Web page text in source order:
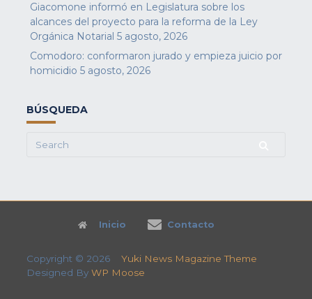
Giacomone informó en Legislatura sobre los
alcances del proyecto para la reforma de la Ley
Orgánica Notarial 5 agosto, 2026
Comodoro: conformaron jurado y empieza juicio por
homicidio 5 agosto, 2026
BÚSQUEDA
Search
Inicio Contacto
Copyright © 2026 Yuki News Magazine Theme
Designed By WP Moose